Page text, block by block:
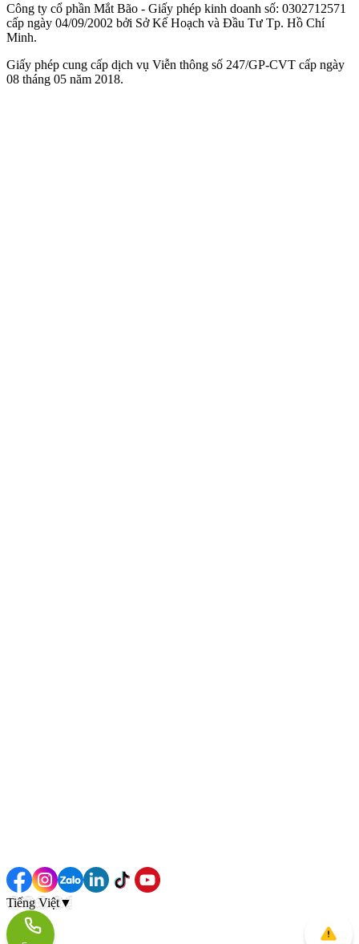
Công ty cổ phần Mắt Bão - Giấy phép kinh doanh số: 0302712571
cấp ngày 04/09/2002 bởi Sở Kế Hoạch và Đầu Tư Tp. Hồ Chí
Minh.
Giấy phép cung cấp dịch vụ Viễn thông số 247/GP-CVT cấp ngày
08 tháng 05 năm 2018.
Tiếng Việt▼